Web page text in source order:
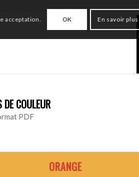
COULEUR
PDF
ORANGE
acceptation. OK En savoir plus